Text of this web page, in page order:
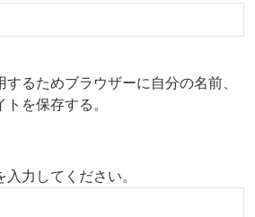
るためブラウザーに自分の名前、
を保存する。
力してください。